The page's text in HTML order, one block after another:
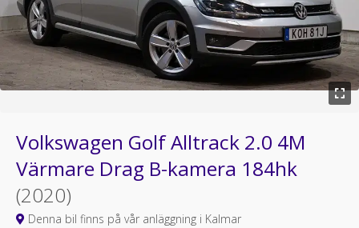
Volkswagen Golf Alltrack 2.0 4M
Värmare Drag B-kamera 184hk
(2020)
Denna bil finns på vår anläggning i Kalmar